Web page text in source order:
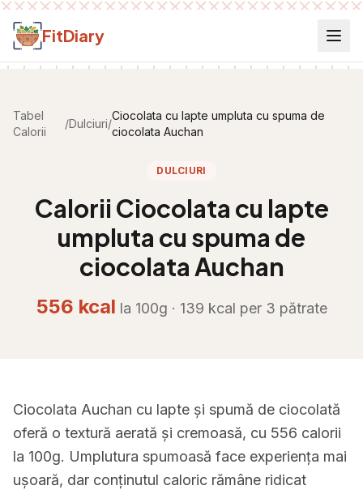
Salt la conținut
FitDiary
Tabel
Calorii
/Dulciuri/
Ciocolata cu lapte umpluta cu spuma de
ciocolata Auchan
DULCIURI
Calorii Ciocolata cu lapte
umpluta cu spuma de
ciocolata Auchan
556 kcal la 100g · 139 kcal per 3 pătrate
Ciocolata Auchan cu lapte și spumă de ciocolată
oferă o textură aerată și cremoasă, cu 556 calorii
la 100g. Umplutura spumoasă face experiența mai
ușoară, dar conținutul caloric rămâne ridicat